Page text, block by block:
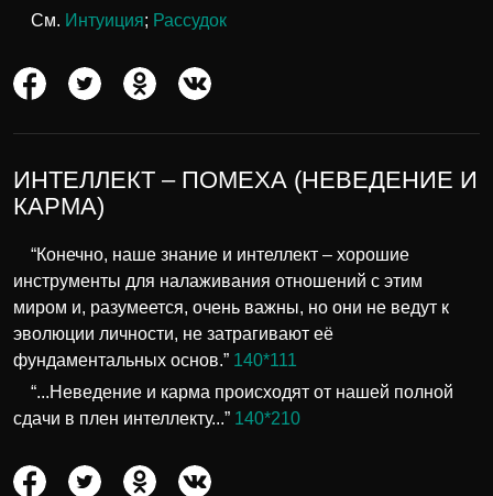
См. Интуиция; Рассудок
ИНТЕЛЛЕКТ – ПОМЕХА (НЕВЕДЕНИЕ И
КАРМА)
“Конечно, наше знание и интеллект – хорошие
инструменты для налаживания отношений с этим
миром и, разумеется, очень важны, но они не ведут к
эволюции личности, не затрагивают её
фундаментальных основ.” 140*111
“...Неведение и карма происходят от нашей полной
сдачи в плен интеллекту...” 140*210